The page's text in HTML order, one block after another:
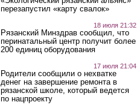
перезапустил «карту свалок»
18 июля 21:32
Рязанский Минздрав сообщил, что
перинатальный центр получит более
200 единиц оборудования
17 июля 21:04
Родители сообщили о нехватке
денег на завершение ремонта в
рязанской школе, который ведется
по нацпроекту